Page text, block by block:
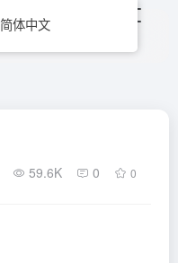
59.6K 0 0
简体中文